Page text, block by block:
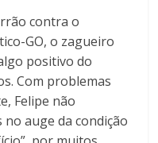
contra o
GO, o zagueiro
positivo do
Com problemas
Felipe não
auge da condição